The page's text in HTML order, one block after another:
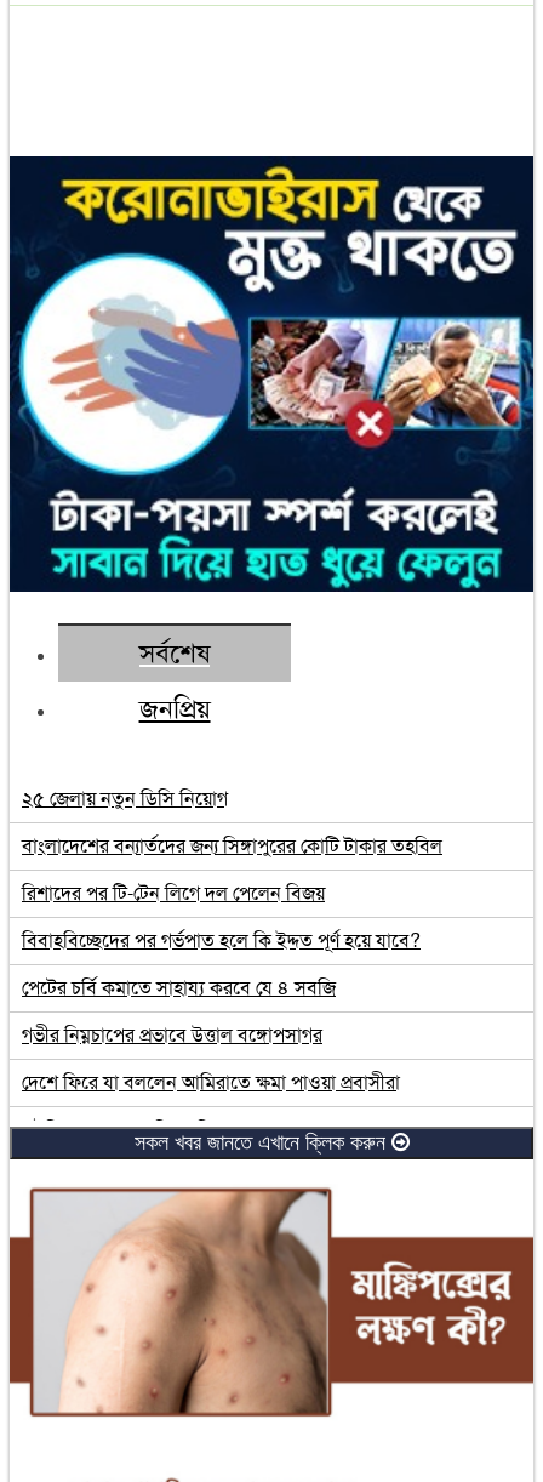
সর্বশেষ
জনপ্রিয়
২৫ জেলায় নতুন ডিসি নিয়োগ
বাংলাদেশের বন্যার্তদের জন্য সিঙ্গাপুরের কোটি টাকার তহবিল
রিশাদের পর টি-টেন লিগে দল পেলেন বিজয়
বিবাহবিচ্ছেদের পর গর্ভপাত হলে কি ইদ্দত পূর্ণ হয়ে যাবে?
পেটের চর্বি কমাতে সাহায্য করবে যে ৪ সবজি
গভীর নিম্নচাপের প্রভাবে উত্তাল বঙ্গোপসাগর
দেশে ফিরে যা বললেন আমিরাতে ক্ষমা পাওয়া প্রবাসীরা
সৌদিতে সপ্তাহে ৩ দিন ছুটির যুগ শুরু
নারীদের ওপর সহিংসতার ঘটনায় মহিলা পরিষদের উদ্বেগ
এখন পর্যন্ত ১৮ হাজার আহতের তথ্য পেয়েছি : প্রেস সেক্রেটারি
এক হাজার ২০৯ কোটি টাকার ঋণখেলাপি পলাতক রিপন
ভারতের সঙ্গে সম্পর্ক হবে ন্যায্যতা এবং সমতার ভিত্তিতে: ড. ইউনূস
সারাদেশের ১৬৮ বিচারককে একযোগে বদলি
সকল খবর জানতে এখানে ক্লিক করুন